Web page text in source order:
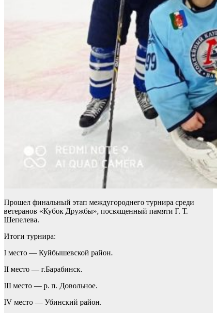
Прошел финальный этап междугороднего турнира среди
ветеранов «Кубок Дружбы», посвященный памяти Г. Т.
Шепелева.
Итоги турнира:
I место — Куйбышевской район.
II место — г.Барабинск.
III место — р. п. Довольное.
IV место — Убинский район.